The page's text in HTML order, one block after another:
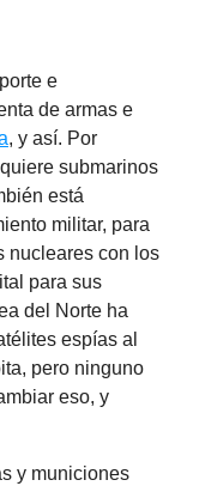
e
de armas e
, y así. Por
submarinos
está
militar, para
nucleares con los
para sus
del Norte ha
espías al
pero ninguno
eso, y
y municiones